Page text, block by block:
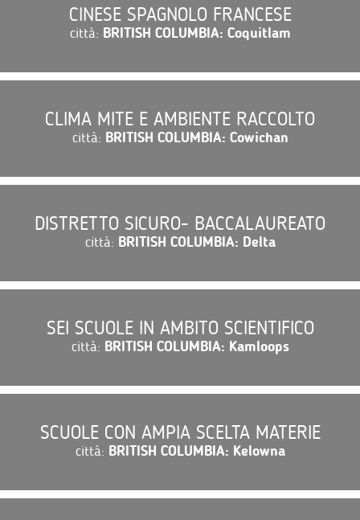
CINESE SPAGNOLO FRANCESE
città: BRITISH COLUMBIA: Coquitlam
CLIMA MITE E AMBIENTE RACCOLTO
città: BRITISH COLUMBIA: Cowichan
DISTRETTO SICURO- BACCALAUREATO
città: BRITISH COLUMBIA: Delta
SEI SCUOLE IN AMBITO SCIENTIFICO
città: BRITISH COLUMBIA: Kamloops
SCUOLE CON AMPIA SCELTA MATERIE
città: BRITISH COLUMBIA: Kelowna